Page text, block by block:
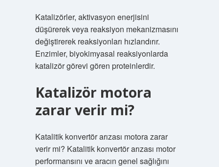
Katalizörler, aktivasyon enerjisini
düşürerek veya reaksiyon mekanizmasını
değiştirerek reaksiyonları hızlandırır.
Enzimler, biyokimyasal reaksiyonlarda
katalizör görevi gören proteinlerdir.
Katalizör motora
zarar verir mi?
Katalitik konvertör arızası motora zarar
verir mi? Katalitik konvertör arızası motor
performansını ve aracın genel sağlığını